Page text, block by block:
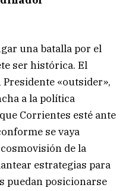
una batalla por el
ser histórica. El
«outsider»,
a la política
Corrientes esté ante
se vaya
de la
estrategias para
puedan posicionarse